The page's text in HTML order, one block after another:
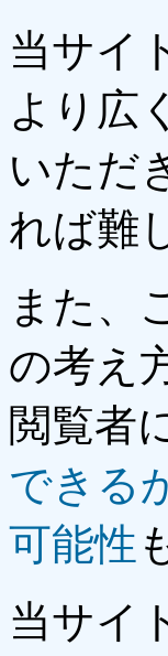
当サイ
より広
いただ
れば難
また、
の考え
閲覧者
できる
可能性
当サイ